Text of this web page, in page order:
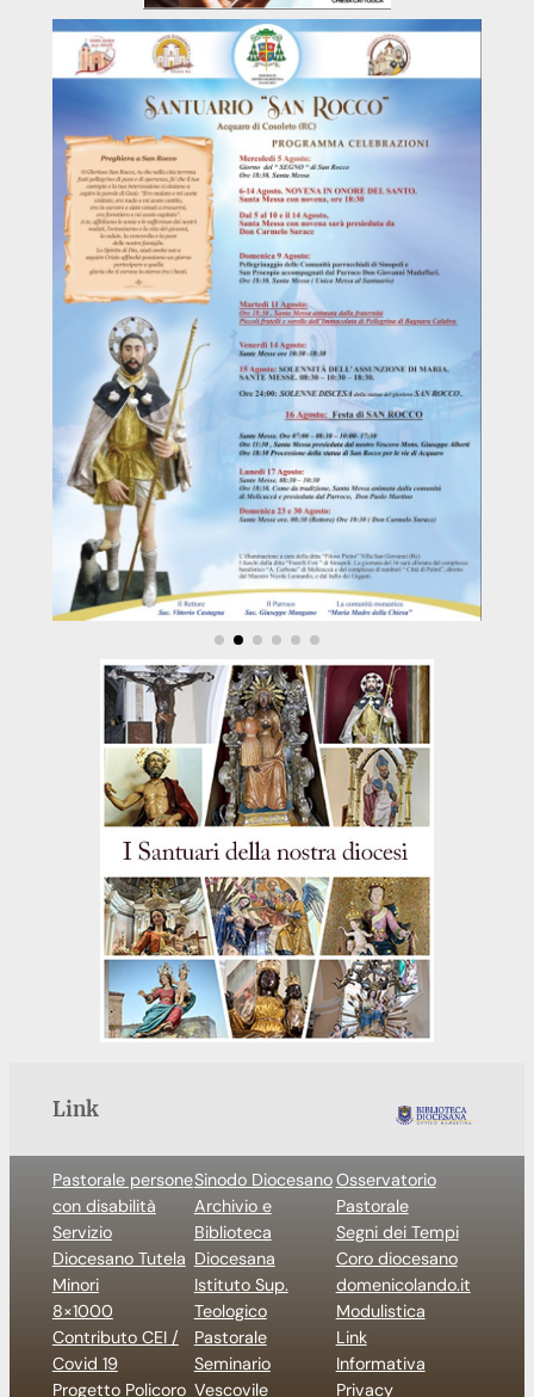
Link
Pastorale persone
con disabilità
Servizio
Diocesano Tutela
Minori
8×1000
Contributo CEI /
Covid 19
Progetto Policoro
Sinodo Diocesano
Archivio e
Biblioteca
Diocesana
Istituto Sup.
Teologico
Pastorale
Seminario
Vescovile
Osservatorio
Pastorale
Segni dei Tempi
Coro diocesano
domenicolando.it
Modulistica
Link
Informativa
Privacy